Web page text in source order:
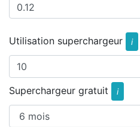
Utilisation superchargeur i
Superchargeur gratuit
i